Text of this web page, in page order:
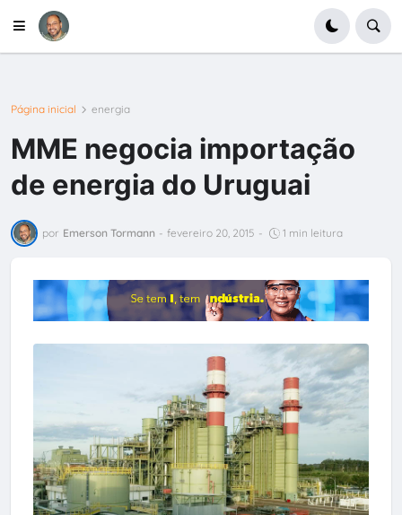
Página inicial energia
MME negocia importação
de energia do Uruguai
por Emerson Tormann - fevereiro 20, 2015 - 1 min leitura